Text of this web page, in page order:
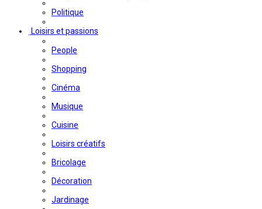
Politique
Loisirs et passions
People
Shopping
Cinéma
Musique
Cuisine
Loisirs créatifs
Bricolage
Décoration
Jardinage